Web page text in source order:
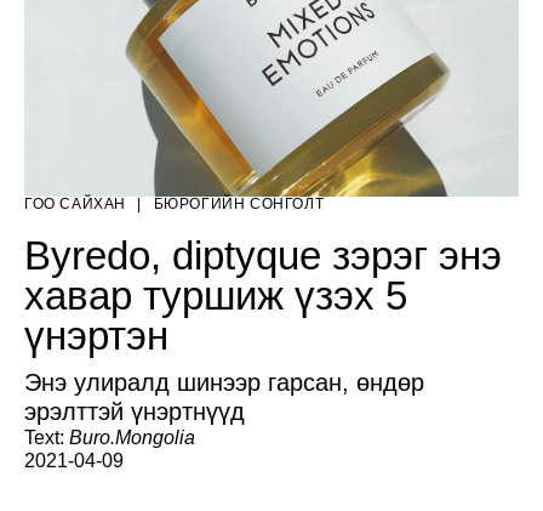
ГОО САЙХАН | БЮРОГИЙН СОНГОЛТ
Byredo, diptyque зэрэг энэ
хавар туршиж үзэх 5
үнэртэн
Энэ улиралд шинээр гарсан, өндөр
эрэлттэй үнэртнүүд
Text: Buro.Mongolia
2021-04-09